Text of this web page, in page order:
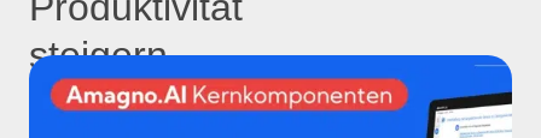
steigern